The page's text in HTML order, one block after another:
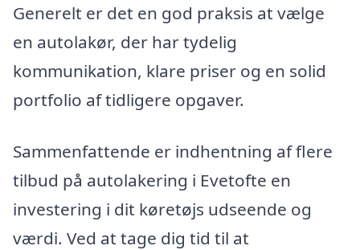
Generelt er det en god praksis at vælge
en autolakør, der har tydelig
kommunikation, klare priser og en solid
portfolio af tidligere opgaver.
Sammenfattende er indhentning af flere
tilbud på autolakering i Evetofte en
investering i dit køretøjs udseende og
værdi. Ved at tage dig tid til at